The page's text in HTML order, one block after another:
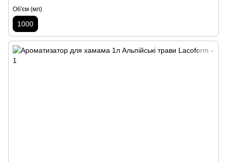
Об'єм (мл)
1000